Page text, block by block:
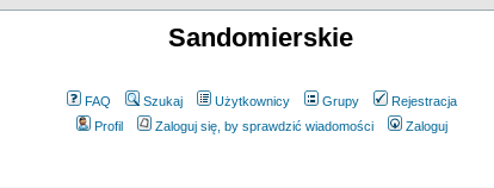
Sandomierskie
FAQ Szukaj Użytkownicy Grupy
Rejestracja
Profil
Zaloguj się, by sprawdzić wiadomości Zaloguj